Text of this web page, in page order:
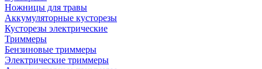
Ножницы для травы
Аккумуляторные кусторезы
Кусторезы электрические
Триммеры
Бензиновые триммеры
Электрические триммеры